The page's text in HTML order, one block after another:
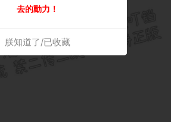
去的動力！
朕知道了/已收藏